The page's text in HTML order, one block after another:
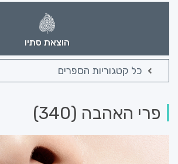
הוצאת סתיו
כל קטגוריות הספרים
פרי האהבה (340)